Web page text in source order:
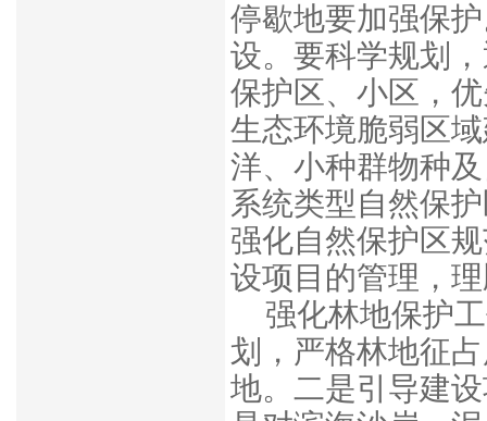
停歇地要加强保
设。要科学规划
保护区、小区，
生态环境脆弱区
洋、小种群物种
系统类型自然保
强化自然保护区
设项目的管理，
强化林地保护
划，严格林地征
地。二是引导建